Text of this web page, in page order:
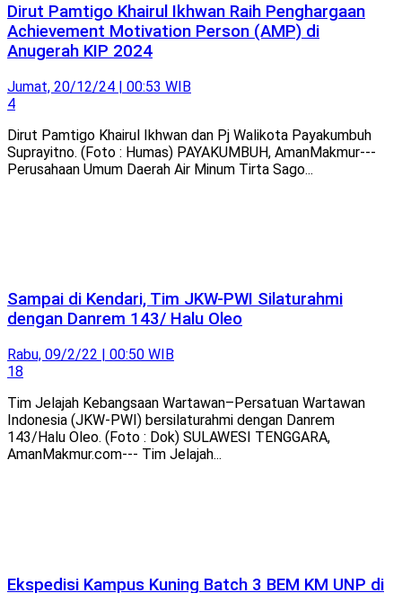
Dirut Pamtigo Khairul Ikhwan Raih Penghargaan
Achievement Motivation Person (AMP) di
Anugerah KIP 2024
Jumat, 20/12/24 | 00:53 WIB
4
Dirut Pamtigo Khairul Ikhwan dan Pj Walikota Payakumbuh
Suprayitno. (Foto : Humas) PAYAKUMBUH, AmanMakmur---
Perusahaan Umum Daerah Air Minum Tirta Sago...
Sampai di Kendari, Tim JKW-PWI Silaturahmi
dengan Danrem 143/ Halu Oleo
Rabu, 09/2/22 | 00:50 WIB
18
Tim Jelajah Kebangsaan Wartawan–Persatuan Wartawan
Indonesia (JKW-PWI) bersilaturahmi dengan Danrem
143/Halu Oleo. (Foto : Dok) SULAWESI TENGGARA,
AmanMakmur.com--- Tim Jelajah...
Ekspedisi Kampus Kuning Batch 3 BEM KM UNP di